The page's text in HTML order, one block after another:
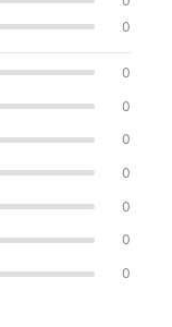
0
0
0
0
0
0
0
0